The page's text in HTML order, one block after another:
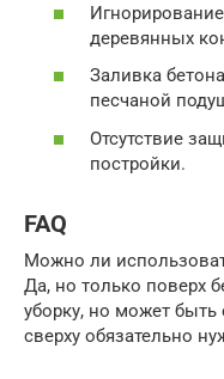
деревянных
Заливка
песчаной
Отсутствие
постройки.
FAQ
Можно ли
Да, но только поверх
уборку, но может быть
сверху обязательно